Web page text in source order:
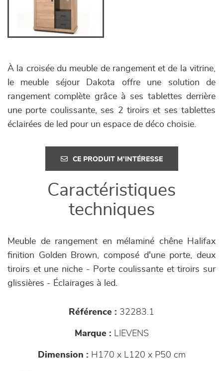
À la croisée du meuble de rangement et de la vitrine,
le meuble séjour Dakota offre une solution de
rangement complète grâce à ses tablettes derrière
une porte coulissante, ses 2 tiroirs et ses tablettes
éclairées de led pour un espace de déco choisie.
CE PRODUIT M'INTÉRESSE
Caractéristiques
techniques
Meuble de rangement en mélaminé chêne Halifax
finition Golden Brown, composé d'une porte, deux
tiroirs et une niche - Porte coulissante et tiroirs sur
glissières - Éclairages à led.
Référence : 32283.1
Marque : LIEVENS
Dimension : H170 x L120 x P50 cm